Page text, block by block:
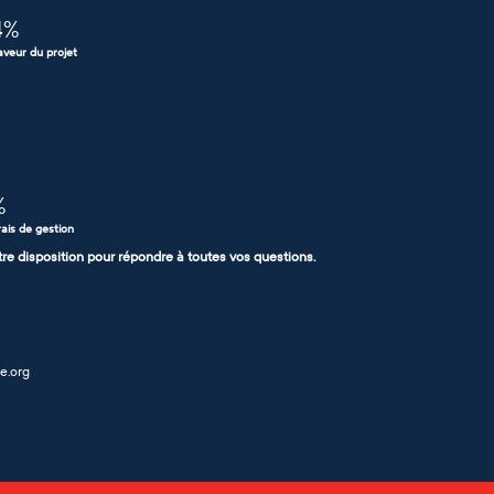
%
du projet
de gestion
disposition pour répondre à toutes vos questions.